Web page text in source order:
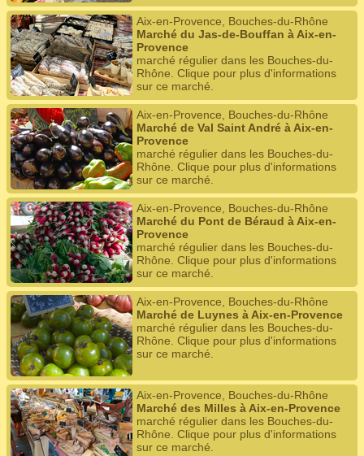
Aix-en-Provence, Bouches-du-Rhône
Marché du Jas-de-Bouffan à Aix-en-
Provence
marché régulier dans les Bouches-du-
Rhône. Clique pour plus d'informations
sur ce marché.
Aix-en-Provence, Bouches-du-Rhône
Marché de Val Saint André à Aix-en-
Provence
marché régulier dans les Bouches-du-
Rhône. Clique pour plus d'informations
sur ce marché.
Aix-en-Provence, Bouches-du-Rhône
Marché du Pont de Béraud à Aix-en-
Provence
marché régulier dans les Bouches-du-
Rhône. Clique pour plus d'informations
sur ce marché.
Aix-en-Provence, Bouches-du-Rhône
Marché de Luynes à Aix-en-Provence
marché régulier dans les Bouches-du-
Rhône. Clique pour plus d'informations
sur ce marché.
Aix-en-Provence, Bouches-du-Rhône
Marché des Milles à Aix-en-Provence
marché régulier dans les Bouches-du-
Rhône. Clique pour plus d'informations
sur ce marché.